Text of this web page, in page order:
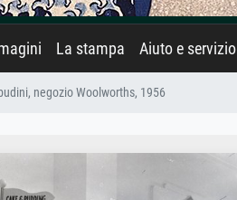
La stampa Aiuto e servizio
negozio Woolworths, 1956